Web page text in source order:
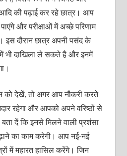
की पढ़ाई कर रहे छात्र। आप
और परीक्षाओं में अच्छे परिणाम
इस दौरान छात्र अपनी पसंद के
भी दाखिला ले सकते है और इनमें
को देखें, तो अगर आप नौकरी करते
रहेगा और आपको अपने वरिष्ठों से
बता दें कि इनसे मिलने वाली प्रशंसा
का काम करेगी। आप नई-नई
में महारत हासिल करेंगे। जिन